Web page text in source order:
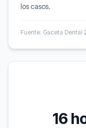
los casos.
Fuente: Gaceta Dental
16